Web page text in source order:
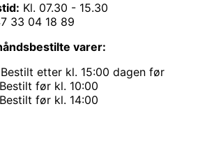
Kl. 07.30 - 15.30
33 04 18 89
varer:
etter kl. 15:00 dagen før
før kl. 10:00
før kl. 14:00